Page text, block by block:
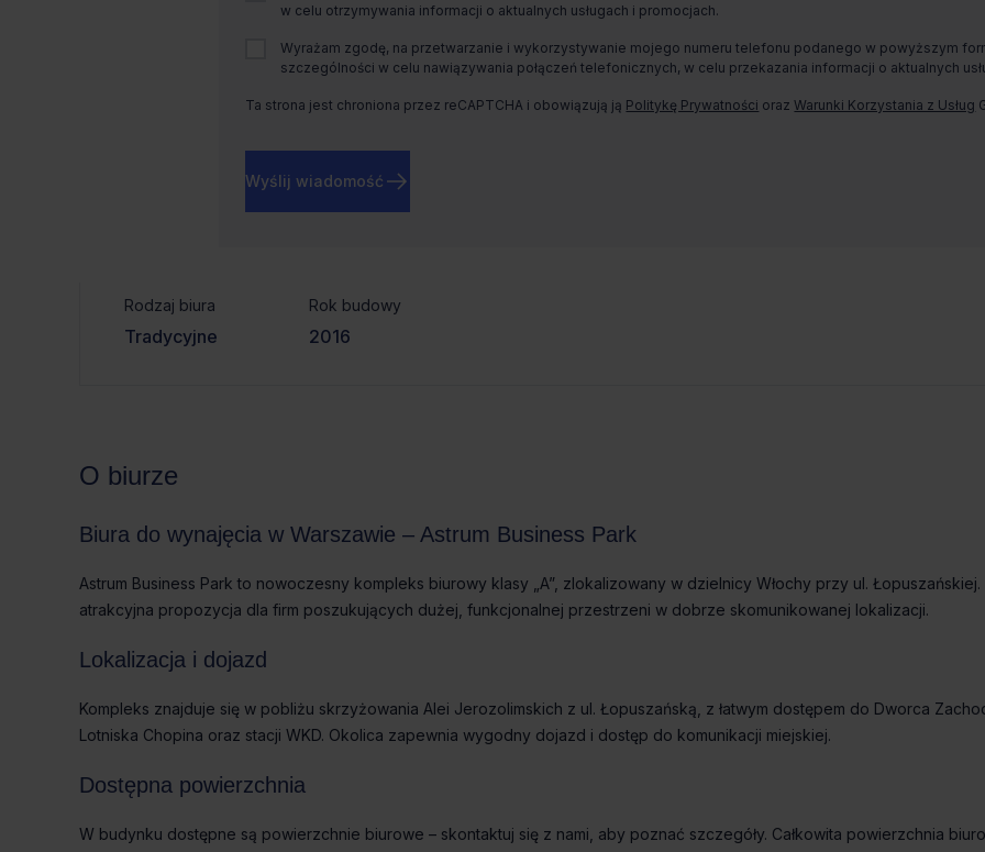
Dostępna
Rodzaj biura
Tradycyjne
Rok budowy
2016
O biurze
Biura do wynajęcia w Warszawie – Astrum Business Park
Astrum Business Park to nowoczesny kompleks biurowy klasy „A”, zlokalizowany w dzielnicy Włochy przy ul. Łopuszańskiej.
atrakcyjna propozycja dla firm poszukujących dużej, funkcjonalnej przestrzeni w dobrze skomunikowanej lokalizacji.
Lokalizacja i dojazd
Kompleks znajduje się w pobliżu skrzyżowania Alei Jerozolimskich z ul. Łopuszańską, z łatwym dostępem do Dworca
Lotniska Chopina oraz stacji WKD. Okolica zapewnia wygodny dojazd i dostęp do komunikacji miejskiej.
Dostępna powierzchnia
W budynku dostępne są powierzchnie biurowe – skontaktuj się z nami, aby poznać szczegóły. Całkowita powierzchnia
w celu otrzymywania informacji o aktualnych usługach i promocjach.
Wyrażam zgodę, na przetwarzanie i wykorzystywanie mojego numeru telefonu podanego w powyższym
szczególności w celu nawiązywania połączeń telefonicznych, w celu przekazania informacji o aktualnych
Ta strona jest chroniona przez reCAPTCHA i obowiązują ją Politykę Prywatności orazWarunki Korzystania z Usług
Wyślij wiadomość